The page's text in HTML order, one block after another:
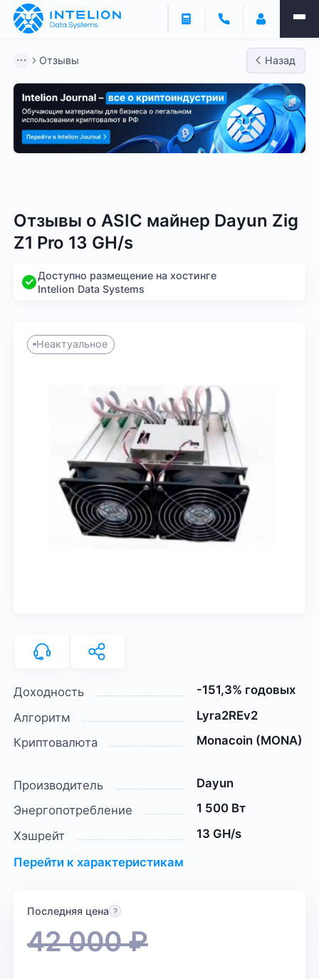
Отзывы Назад
Отзывы о ASIC майнер Dayun Zig
Z1 Pro 13 GH/s
Доступно размещение на хостинге
Intelion Data Systems
Неактуальное
Доходность
-151,3% годовых
Алгоритм
Lyra2REv2
Криптовалюта
Monacoin (MONA)
Производитель
Dayun
Энергопотребление
1 500 Вт
Хэшрейт
13 GH/s
Перейти к характеристикам
Последняя цена
42 000₽